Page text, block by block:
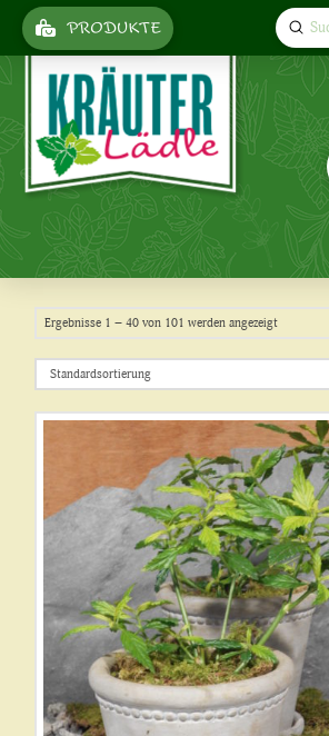
PRODUKTE Search
Ergebnisse 1 – 40 von 101 werden angezeigt